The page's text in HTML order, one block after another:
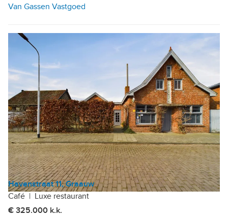
Van Gassen Vastgoed
Havenstraat 11, Graauw
Café | Luxe restaurant
€ 325.000 k.k.